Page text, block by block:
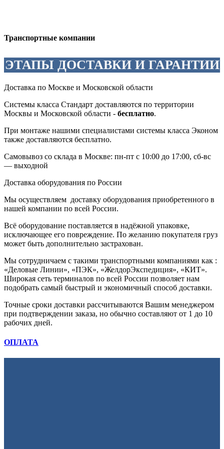
Транспортные компании
ЭТАПЫ ДОСТАВКИ И ГАРАНТИИ
Доставка по Москве и Московской области
Системы класса Стандарт доставляются по территории
Москвы и Московской области - бесплатно.
При монтаже нашими специалистами системы класса Эконом
также доставляются бесплатно.
Самовывоз со склада в Москве: пн-пт c 10:00 до 17:00, сб-вс
— выходной
Доставка оборудования по России
Мы осуществляем доставку оборудования приобретенного в
нашей компании по всей России.
Всё оборудование поставляется в надёжной упаковке,
исключающее его повреждение. По желанию покупателя груз
может быть дополнительно застрахован.
Мы сотрудничаем с такими транспортными компаниями как :
«Деловые Линии», «ПЭК», «ЖелдорЭкспедиция», «КИТ».
Широкая сеть терминалов по всей России позволяет нам
подобрать самый быстрый и экономичный способ доставки.
Точные сроки доставки рассчитываются Вашим менеджером
при подтверждении заказа, но обычно составляют от 1 до 10
рабочих дней.
ОПЛАТА